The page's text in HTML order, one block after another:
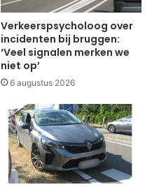
Verkeerspsycholoog over
incidenten bij bruggen:
‘Veel signalen merken we
niet op’
6 augustus 2026